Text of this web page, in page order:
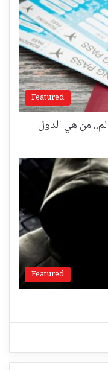
Featured
من هي الدول
Featured